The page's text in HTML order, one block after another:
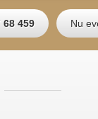
68 459 Nu